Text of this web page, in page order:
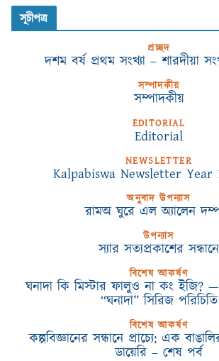
সূচীপত্র
প্রচ্ছদ
দশম বর্ষ প্রথম সংখ্যা – শারদীয়া
সম্পাদকীয়
সম্পাদকীয়
EDITORIAL
Editorial
NEWSLETTER
Kalpabiswa Newsletter Year
অনুবাদ উপন্যাস
রামঅ ঘুরে এল অ্যালেন
উপন্যাস
স্যার সত্যপ্রকাশের সন্ধানে
বিশেষ আকর্ষণ
ঘনাদা কি মিস্টার ফালুও না কং ইজি? —
“ঘনাদা” সিরিজ পরিচিতি
বিশেষ আকর্ষণ
কল্পবিজ্ঞানের সন্ধানে প্রাচ্যে: এক
ডায়েরি – শেষ পর্ব